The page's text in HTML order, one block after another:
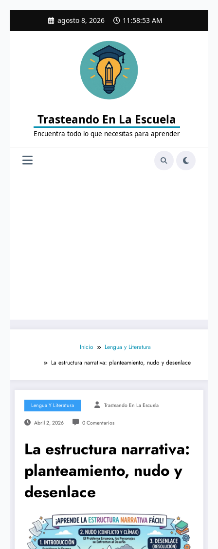
agosto 8, 2026 11:58:55 AM
Trasteando En La Escuela
Encuentra todo lo que necesitas para aprender
Inicio
Lengua y Literatura
La estructura narrativa: planteamiento, nudo y desenlace
Lengua Y Literatura Trasteando En La Escuela
Abril 2, 2026 0 Comentarios
La estructura narrativa:
planteamiento, nudo y
desenlace